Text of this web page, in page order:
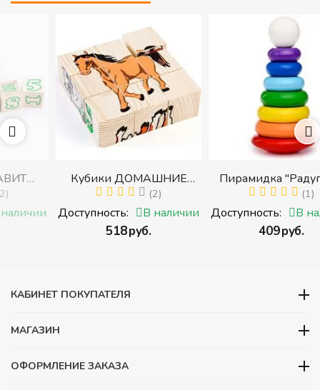
Кубики ДОМАШНИЕ
ЖИВОТНЫЕ (Томик)
(Набор кубиков
разрезных (складных))
(2)
Доступность: В наличии
руб.
Пирамидка "Радуга" (8
деталей) (Пирамидка
среднего размера)
(1)
Доступность: В наличии
руб.
КАБИНЕТ ПОКУПАТЕЛЯ
МАГАЗИН
ОФОРМЛЕНИЕ ЗАКАЗА